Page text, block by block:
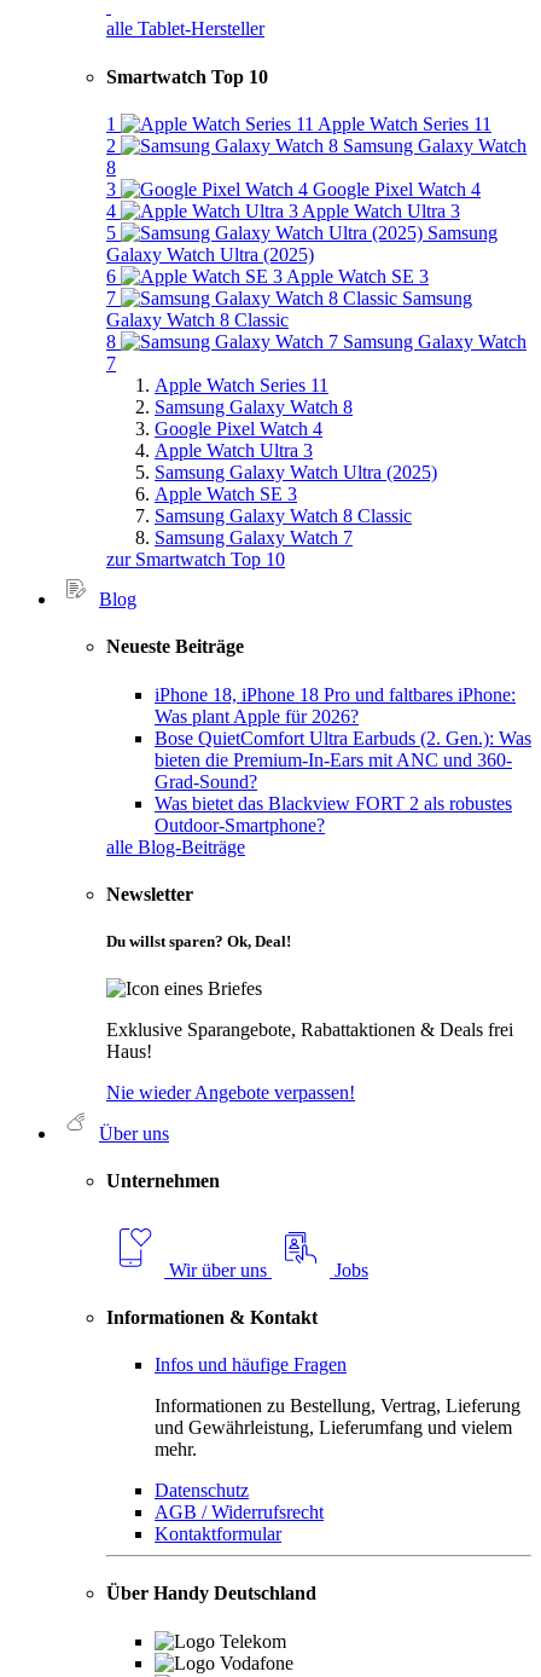
alle Tablet-Hersteller
Smartwatch Top 10
1
Apple Watch Series 11
2
Samsung Galaxy Watch
8
3
Google Pixel Watch 4
4
Apple Watch Ultra 3
5
Samsung
Galaxy Watch Ultra (2025)
6
Apple Watch SE 3
7
Samsung
Galaxy Watch 8 Classic
8
Samsung Galaxy Watch
7
Apple Watch Series 11
Samsung Galaxy Watch 8
Google Pixel Watch 4
Apple Watch Ultra 3
Samsung Galaxy Watch Ultra (2025)
Apple Watch SE 3
Samsung Galaxy Watch 8 Classic
Samsung Galaxy Watch 7
zur Smartwatch Top 10
Blog
Neueste Beiträge
iPhone 18, iPhone 18 Pro und faltbares iPhone:
Was plant Apple für 2026?
Bose QuietComfort Ultra Earbuds (2. Gen.): Was
bieten die Premium-In-Ears mit ANC und 360-
Grad-Sound?
Was bietet das Blackview FORT 2 als robustes
Outdoor-Smartphone?
alle Blog-Beiträge
Newsletter
Du willst sparen? Ok, Deal!
Exklusive Sparangebote, Rabattaktionen & Deals frei
Haus!
Nie wieder Angebote verpassen!
Über uns
Unternehmen
Wir über uns Jobs
Informationen & Kontakt
Infos und häufige Fragen
Informationen zu Bestellung, Vertrag, Lieferung
und Gewährleistung, Lieferumfang und vielem
mehr.
Datenschutz
AGB / Widerrufsrecht
Kontaktformular
Über Handy Deutschland